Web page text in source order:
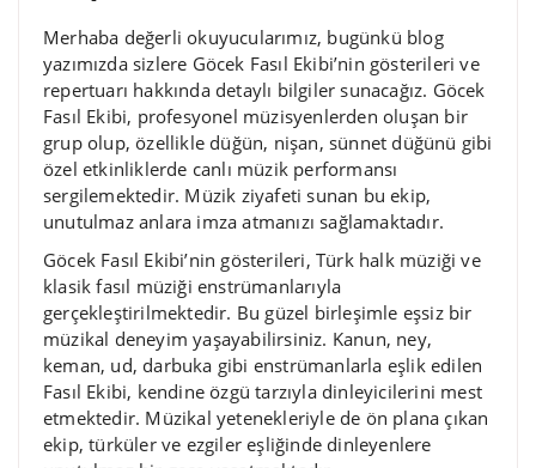
Merhaba değerli okuyucularımız, bugünkü blog
yazımızda sizlere Göcek Fasıl Ekibi’nin gösterileri ve
repertuarı hakkında detaylı bilgiler sunacağız. Göcek
Fasıl Ekibi, profesyonel müzisyenlerden oluşan bir
grup olup, özellikle düğün, nişan, sünnet düğünü gibi
özel etkinliklerde canlı müzik performansı
sergilemektedir. Müzik ziyafeti sunan bu ekip,
unutulmaz anlara imza atmanızı sağlamaktadır.
Göcek Fasıl Ekibi’nin gösterileri, Türk halk müziği ve
klasik fasıl müziği enstrümanlarıyla
gerçekleştirilmektedir. Bu güzel birleşimle eşsiz bir
müzikal deneyim yaşayabilirsiniz. Kanun, ney,
keman, ud, darbuka gibi enstrümanlarla eşlik edilen
Fasıl Ekibi, kendine özgü tarzıyla dinleyicilerini mest
etmektedir. Müzikal yetenekleriyle de ön plana çıkan
ekip, türküler ve ezgiler eşliğinde dinleyenlere